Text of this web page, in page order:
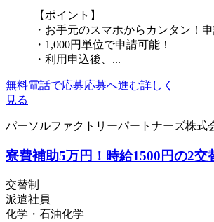
【ポイント】
・お手元のスマホからカンタン！
・1,000円単位で申請可能！
・利用申込後、...
無料電話で応募応募へ進む詳しく
見る
パーソルファクトリーパートナーズ株式
寮費補助5万円！時給1500円の2交
交替制
派遣社員
化学・石油化学